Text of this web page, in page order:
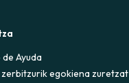
Ayuda
zerbitzurik egokiena zuretzat